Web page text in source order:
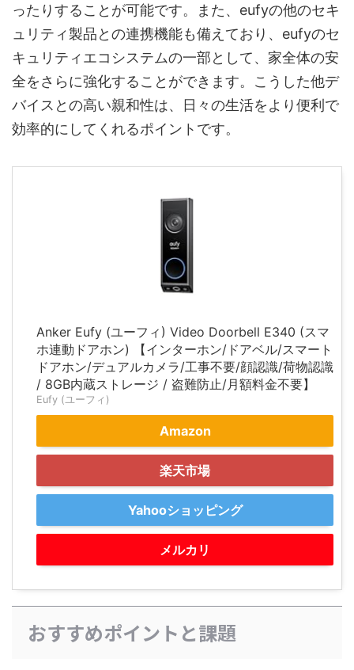
ったりすることが可能です。また、eufyの他のセキ
ュリティ製品との連携機能も備えており、eufyのセ
キュリティエコシステムの一部として、家全体の安
全をさらに強化することができます。こうした他デ
バイスとの高い親和性は、日々の生活をより便利で
効率的にしてくれるポイントです。
Anker Eufy (ユーフィ) Video Doorbell E340 (スマ
ホ連動ドアホン) 【インターホン/ドアベル/スマート
ドアホン/デュアルカメラ/工事不要/顔認識/荷物認識
/ 8GB内蔵ストレージ / 盗難防止/月額料金不要】
Eufy (ユーフィ)
Amazon
楽天市場
Yahooショッピング
メルカリ
おすすめポイントと課題